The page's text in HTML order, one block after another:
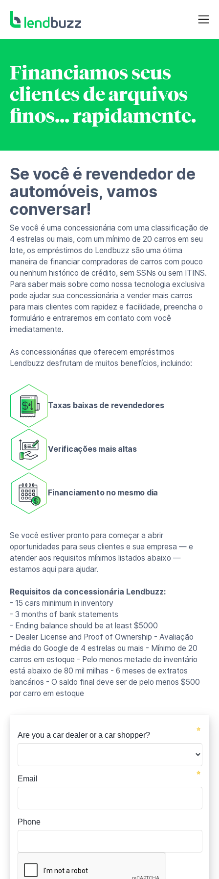
Financiamos seus
clientes de arquivos
finos... rapidamente.
Se você é revendedor de
automóveis, vamos
conversar!
Se você é uma concessionária com uma classificação de
4 estrelas ou mais, com um mínimo de 20 carros em seu
lote, os empréstimos do Lendbuzz são uma ótima
maneira de financiar compradores de carros com pouco
ou nenhum histórico de crédito, sem SSNs ou sem ITINS.
Para saber mais sobre como nossa tecnologia exclusiva
pode ajudar sua concessionária a vender mais carros
para mais clientes com rapidez e facilidade, preencha o
formulário e entraremos em contato com você
imediatamente.
As concessionárias que oferecem empréstimos
Lendbuzz desfrutam de muitos benefícios, incluindo:
Taxas baixas de revendedores
Verificações mais altas
Financiamento no mesmo dia
Se você estiver pronto para começar a abrir
oportunidades para seus clientes e sua empresa — e
atender aos requisitos mínimos listados abaixo —
estamos aqui para ajudar.
Requisitos da concessionária Lendbuzz:
- 15 cars minimum in inventory
- 3 months of bank statements
- Ending balance should be at least $5000
- Dealer License and Proof of Ownership - Avaliação
média do Google de 4 estrelas ou mais - Mínimo de 20
carros em estoque - Pelo menos metade do inventário
está abaixo de 80 mil milhas - 6 meses de extratos
bancários - O saldo final deve ser de pelo menos $500
por carro em estoque